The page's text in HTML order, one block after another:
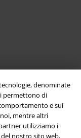
denominate
permettono di
e sui
mentre altri
utilizziamo i
nostro sito web,